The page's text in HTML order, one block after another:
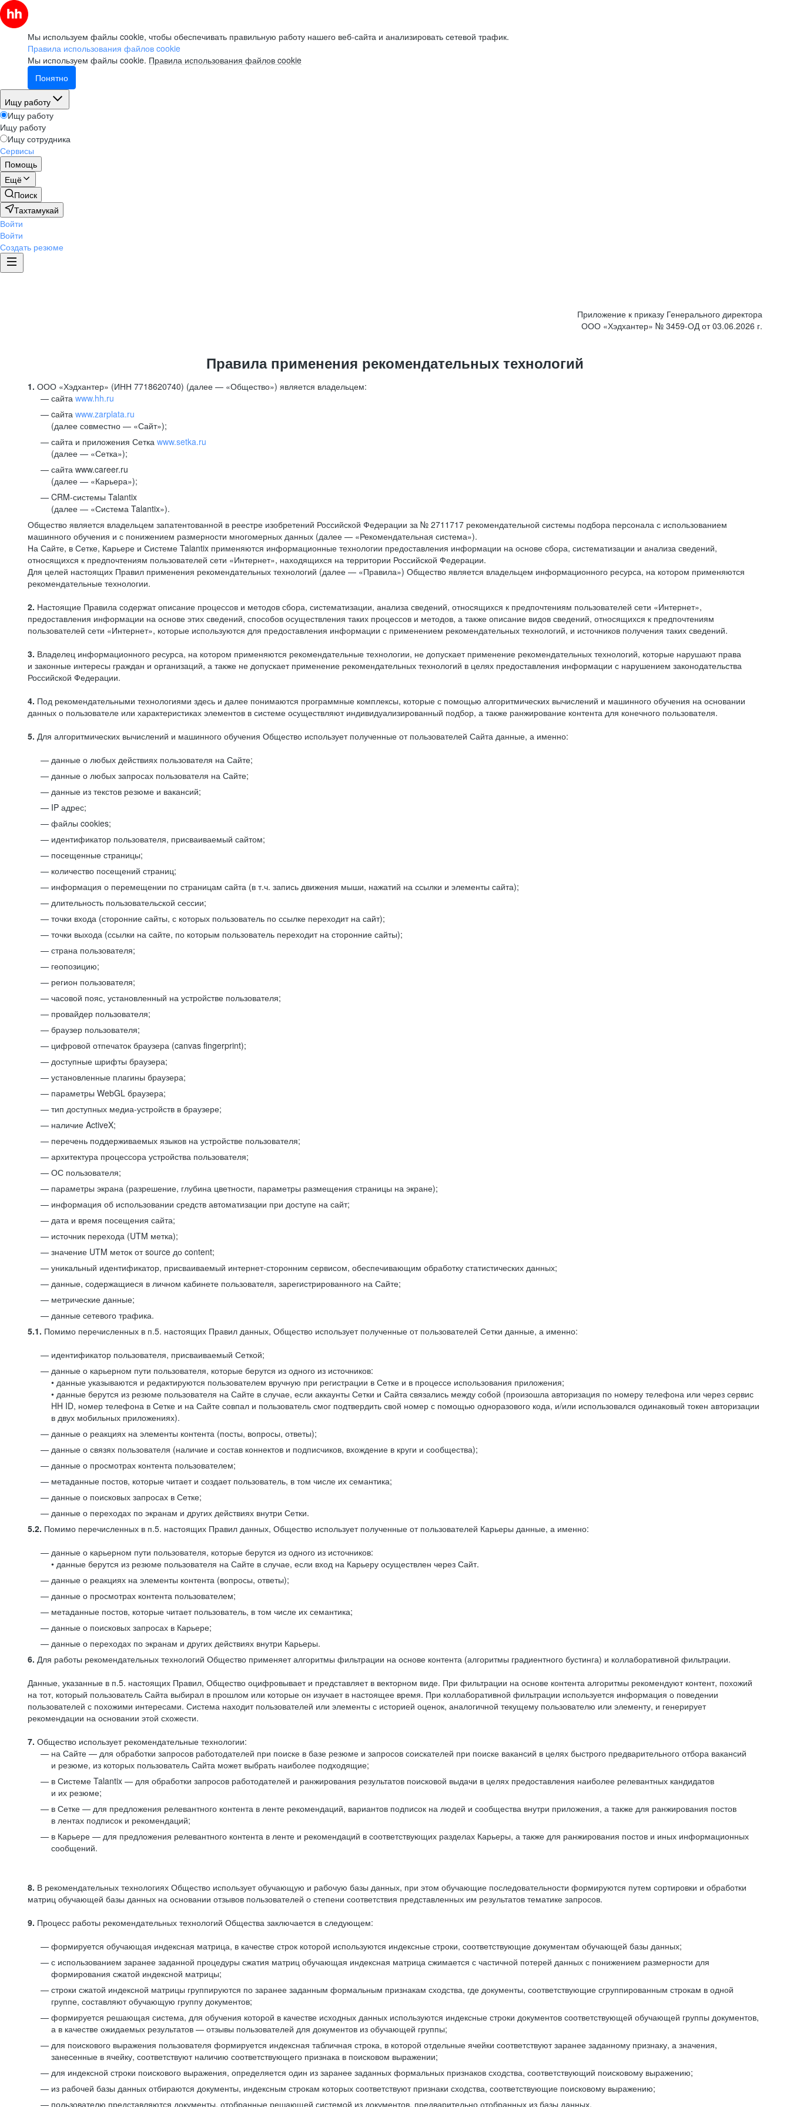
Мы используем файлы cookie, чтобы обеспечивать правильную работу нашего веб-сайта и анализировать сетевой трафик.
Правила использования файлов cookie
Мы используем файлы cookie. Правила использования файлов cookie
Понятно
Ищу работу
Ищу работу
Ищу работу
Ищу сотрудника
Сервисы
Помощь
Ещё
Поиск
Тахтамукай
Войти
Войти
Создать резюме
Приложение к приказу Генерального директора
ООО «Хэдхантер» № 3459-ОД от 03.06.2026 г.
Правила применения рекомендательных технологий
1. ООО «Хэдхантер» (ИНН 7718620740) (далее — «Общество») является владельцем:
сайта www.hh.ru
cайта www.zarplata.ru
(далее совместно — «Сайт»);
сайта и приложения Сетка www.setka.ru
(далее — «Сетка»);
сайта www.career.ru
(далее — «Карьера»);
CRM-системы Talantix
(далее — «Система Talantix»).
Общество является владельцем запатентованной в реестре изобретений Российской Федерации за № 2711717 рекомендательной системы подбора персонала с использованием
машинного обучения и с понижением размерности многомерных данных (далее — «Рекомендательная система»).
На Сайте, в Сетке, Карьере и Системе Talantix применяются информационные технологии предоставления информации на основе сбора, систематизации и анализа сведений,
относящихся к предпочтениям пользователей сети «Интернет», находящихся на территории Российской Федерации.
Для целей настоящих Правил применения рекомендательных технологий (далее — «Правила») Общество является владельцем информационного ресурса, на котором применяются
рекомендательные технологии.
2. Настоящие Правила содержат описание процессов и методов сбора, систематизации, анализа сведений, относящихся к предпочтениям пользователей сети «Интернет»,
предоставления информации на основе этих сведений, способов осуществления таких процессов и методов, а также описание видов сведений, относящихся к предпочтениям
пользователей сети «Интернет», которые используются для предоставления информации с применением рекомендательных технологий, и источников получения таких сведений.
3. Владелец информационного ресурса, на котором применяются рекомендательные технологии, не допускает применение рекомендательных технологий, которые нарушают права
и законные интересы граждан и организаций, а также не допускает применение рекомендательных технологий в целях предоставления информации с нарушением законодательства
Российской Федерации.
4. Под рекомендательными технологиями здесь и далее понимаются программные комплексы, которые с помощью алгоритмических вычислений и машинного обучения на основании
данных о пользователе или характеристиках элементов в системе осуществляют индивидуализированный подбор, а также ранжирование контента для конечного пользователя.
5. Для алгоритмических вычислений и машинного обучения Общество использует полученные от пользователей Сайта данные, а именно:
данные о любых действиях пользователя на Сайте;
данные о любых запросах пользователя на Сайте;
данные из текстов резюме и вакансий;
IP адрес;
файлы cookies;
идентификатор пользователя, присваиваемый сайтом;
посещенные страницы;
количество посещений страниц;
информация о перемещении по страницам сайта (в т.ч. запись движения мыши, нажатий на ссылки и элементы сайта);
длительность пользовательской сессии;
точки входа (сторонние сайты, с которых пользователь по ссылке переходит на сайт);
точки выхода (ссылки на сайте, по которым пользователь переходит на сторонние сайты);
страна пользователя;
геопозицию;
регион пользователя;
часовой пояс, установленный на устройстве пользователя;
провайдер пользователя;
браузер пользователя;
цифровой отпечаток браузера (canvas fingerprint);
доступные шрифты браузера;
установленные плагины браузера;
параметры WebGL браузера;
тип доступных медиа-устройств в браузере;
наличие ActiveX;
перечень поддерживаемых языков на устройстве пользователя;
архитектура процессора устройства пользователя;
ОС пользователя;
параметры экрана (разрешение, глубина цветности, параметры размещения страницы на экране);
информация об использовании средств автоматизации при доступе на сайт;
дата и время посещения сайта;
источник перехода (UTM метка);
значение UTM меток от source до content;
уникальный идентификатор, присваиваемый интернет-сторонним сервисом, обеспечивающим обработку статистических данных;
данные, содержащиеся в личном кабинете пользователя, зарегистрированного на Сайте;
метрические данные;
данные сетевого трафика.
5.1. Помимо перечисленных в п.5. настоящих Правил данных, Общество использует полученные от пользователей Сетки данные, а именно:
идентификатор пользователя, присваиваемый Сеткой;
данные о карьерном пути пользователя, которые берутся из одного из источников:
• данные указываются и редактируются пользователем вручную при регистрации в Сетке и в процессе использования приложения;
• данные берутся из резюме пользователя на Сайте в случае, если аккаунты Сетки и Сайта связались между собой (произошла авторизация по номеру телефона или через сервис
HH ID, номер телефона в Сетке и на Сайте совпал и пользователь смог подтвердить свой номер с помощью одноразового кода, и/или использовался одинаковый токен авторизации
в двух мобильных приложениях).
данные о реакциях на элементы контента (посты, вопросы, ответы);
данные о связях пользователя (наличие и состав коннектов и подписчиков, вхождение в круги и сообщества);
данные о просмотрах контента пользователем;
метаданные постов, которые читает и создает пользователь, в том числе их семантика;
данные о поисковых запросах в Сетке;
данные о переходах по экранам и других действиях внутри Сетки.
5.2. Помимо перечисленных в п.5. настоящих Правил данных, Общество использует полученные от пользователей Карьеры данные, а именно:
данные о карьерном пути пользователя, которые берутся из одного из источников:
• данные берутся из резюме пользователя на Сайте в случае, если вход на Карьеру осуществлен через Сайт.
данные о реакциях на элементы контента (вопросы, ответы);
данные о просмотрах контента пользователем;
метаданные постов, которые читает пользователь, в том числе их семантика;
данные о поисковых запросах в Карьере;
данные о переходах по экранам и других действиях внутри Карьеры.
6. Для работы рекомендательных технологий Общество применяет алгоритмы фильтрации на основе контента (алгоритмы градиентного бустинга) и коллаборативной фильтрации.
Данные, указанные в п.5. настоящих Правил, Общество оцифровывает и представляет в векторном виде. При фильтрации на основе контента алгоритмы рекомендуют контент, похожий
на тот, который пользователь Сайта выбирал в прошлом или которые он изучает в настоящее время. При коллаборативной фильтрации используется информация о поведении
пользователей с похожими интересами. Система находит пользователей или элементы с историей оценок, аналогичной текущему пользователю или элементу, и генерирует
рекомендации на основании этой схожести.
7. Общество использует рекомендательные технологии:
на Сайте — для обработки запросов работодателей при поиске в базе резюме и запросов соискателей при поиске вакансий в целях быстрого предварительного отбора вакансий
и резюме, из которых пользователь Сайта может выбрать наиболее подходящие;
в Системе Talantix — для обработки запросов работодателей и ранжирования результатов поисковой выдачи в целях предоставления наиболее релевантных кандидатов
и их резюме;
в Сетке — для предложения релевантного контента в ленте рекомендаций, вариантов подписок на людей и сообщества внутри приложения, а также для ранжирования постов
в лентах подписок и рекомендаций;
в Карьере — для предложения релевантного контента в ленте и рекомендаций в соответствующих разделах Карьеры, а также для ранжирования постов и иных информационных
сообщений.
8. В рекомендательных технологиях Общество использует обучающую и рабочую базы данных, при этом обучающие последовательности формируются путем сортировки и обработки
матриц обучающей базы данных на основании отзывов пользователей о степени соответствия представленных им результатов тематике запросов.
9. Процесс работы рекомендательных технологий Общества заключается в следующем:
формируется обучающая индексная матрица, в качестве строк которой используются индексные строки, соответствующие документам обучающей базы данных;
с использованием заранее заданной процедуры сжатия матриц обучающая индексная матрица сжимается с частичной потерей данных с понижением размерности для
формирования сжатой индексной матрицы;
строки сжатой индексной матрицы группируются по заранее заданным формальным признакам сходства, где документы, соответствующие сгруппированным строкам в одной
группе, составляют обучающую группу документов;
формируется решающая система, для обучения которой в качестве исходных данных используются индексные строки документов соответствующей обучающей группы документов,
а в качестве ожидаемых результатов — отзывы пользователей для документов из обучающей группы;
для поискового выражения пользователя формируется индексная табличная строка, в которой отдельные ячейки соответствуют заранее заданному признаку, а значения,
занесенные в ячейку, соответствуют наличию соответствующего признака в поисковом выражении;
для индексной строки поискового выражения, определяется один из заранее заданных формальных признаков сходства, соответствующий поисковому выражению;
из рабочей базы данных отбираются документы, индексным строкам которых соответствуют признаки сходства, соответствующие поисковому выражению;
пользователю представляются документы, отобранные решающей системой из документов, предварительно отобранных из базы данных.